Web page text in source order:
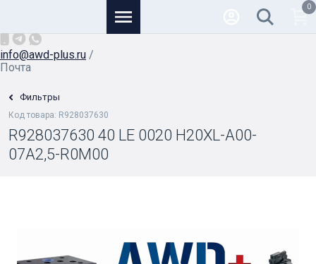
info@awd-plus.ru /
Почта
0
Фильтры
Код товара: R928037630
R928037630 40 LE 0020 H20XL-A00-
07A2,5-R0M00